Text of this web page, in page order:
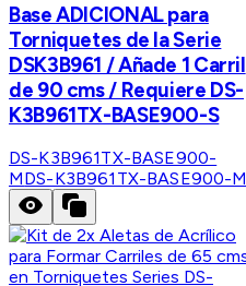
Base ADICIONAL para
Torniquetes de la Serie
DSK3B961 / Añade 1 Carril
de 90 cms / Requiere DS-
K3B961TX-BASE900-S
DS-K3B961TX-BASE900-
MDS-K3B961TX-BASE900-M